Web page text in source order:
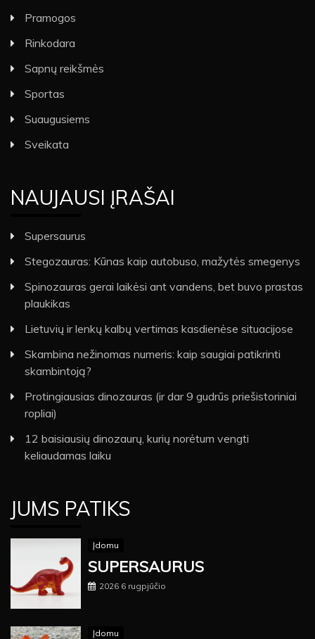
Pramogos
Rinkodara
Sapnų reikšmės
Sportas
Suaugusiems
Sveikata
NAUJAUSI ĮRAŠAI
Supersaurus
Stegozauras: Kūnas kaip autobuso, mažytės smegenys
Spinozauras gerai laikėsi ant vandens, bet buvo prastas
plaukikas
Lietuvių ir lenkų kalbų vertimas kasdienėse situacijose
Skambina nežinomas numeris: kaip saugiai patikrinti
skambintoją?
Protingiausias dinozauras (ir dar 9 gudrūs priešistoriniai
ropliai)
12 baisiausių dinozaurų, kurių norėtum vengti
keliaudamas laiku
JUMS PATIKS
Įdomu
SUPERSAURUS
2026 6 rugpjūčio
Įdomu